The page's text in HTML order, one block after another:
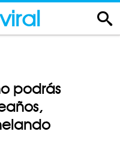
viral
podrás